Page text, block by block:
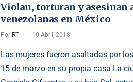
Violan, torturan y asesinan
venezolanas en México
Por RT 10 Abril, 2018
Las mujeres fueron asaltadas por
15 de marzo en su propia casa La